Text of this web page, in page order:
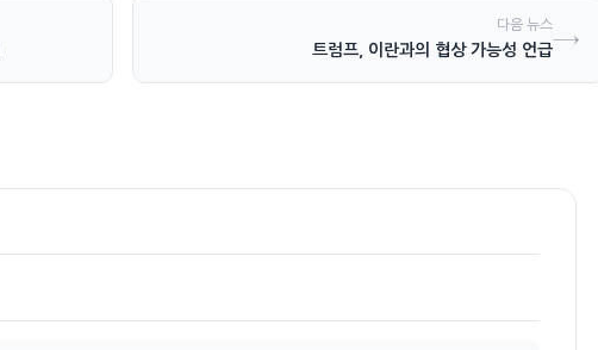
다음 뉴스
트럼프, 이란과의 협상 가능성 언급→